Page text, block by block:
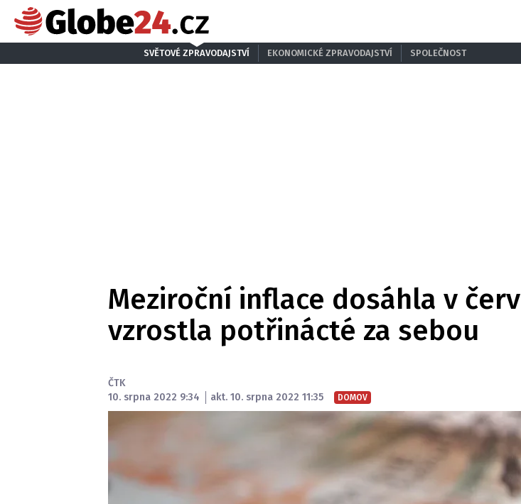
SVĚTOVÉ ZPRAVODAJSTVÍ EKONOMICKÉ ZPRAVODAJSTVÍ SPOLEČNOST
Meziroční inflace dosáhla v
vzrostla potřinácté za sebou
ČTK
10. srpna 2022 9:34
akt. 10. srpna 2022 11:35 DOMOV